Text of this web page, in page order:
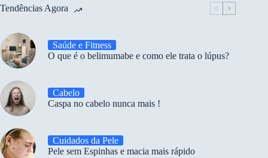
Tendências Agora
Saúde e Fitness
O que é o belimumabe e como ele trata o lúpus?
Cabelo
Caspa no cabelo nunca mais !
Cuidados da Pele
Pele sem Espinhas e macia mais rápido